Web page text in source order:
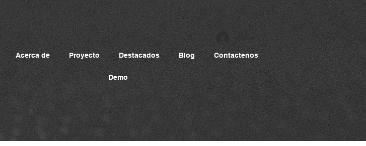
Acerca de Proyecto Destacados Blog Contactenos
Demo
Iniciar sesión